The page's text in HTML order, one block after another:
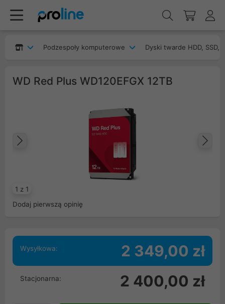
Podzespoły komputerowe Dyski twarde HDD, SSD,
WD Red Plus WD120EFGX 12TB
1 z 1
Poprzedni
Dodaj pierwszą opinię
Wysyłkowa: 2 349,00 zł
Stacjonarna: 2 400,00 zł